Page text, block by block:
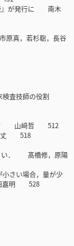
版』が発行に 南木
原真，若杉聡，長谷
査技師の役割
けて 山﨑哲 512
丈 518
い． 髙橋修，原陽
さい場合，量が少
田嘉明 528